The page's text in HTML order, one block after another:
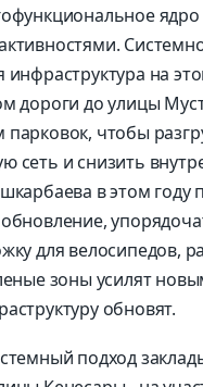
ядро
инфраструктура на
дороги до улицы
чтобы
сеть и снизить
в этом году
для велосипедов,
зоны усилят
обновят.
подход